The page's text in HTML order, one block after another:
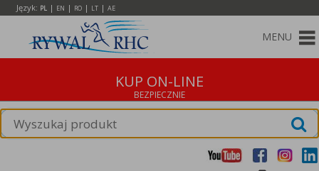
Język: PL | EN | RO | LT | AE
MENU
KUP ON-LINE